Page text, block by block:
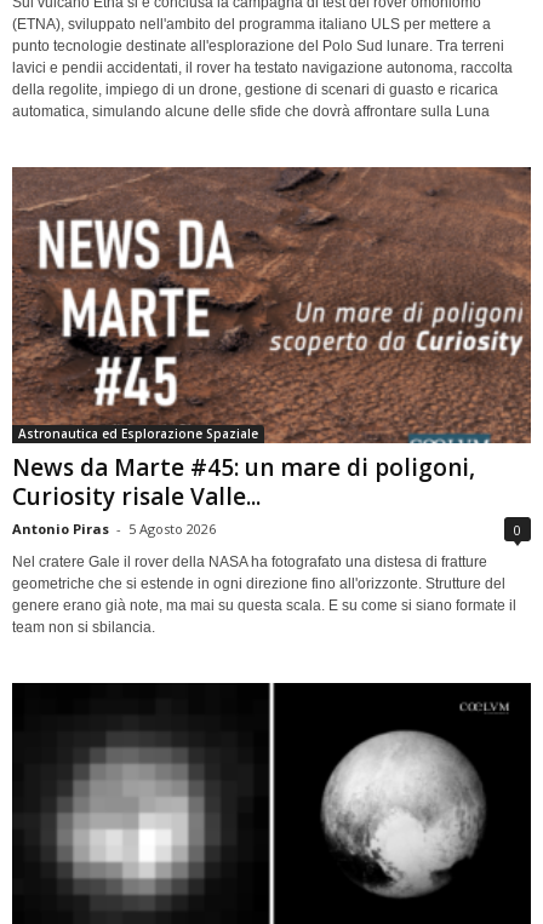
(ETNA), sviluppato nell'ambito del programma italiano ULS per mettere a
punto tecnologie destinate all'esplorazione del Polo Sud lunare. Tra terreni
lavici e pendii accidentati, il rover ha testato navigazione autonoma, raccolta
della regolite, impiego di un drone, gestione di scenari di guasto e ricarica
automatica, simulando alcune delle sfide che dovrà affrontare sulla Luna
Astronautica ed Esplorazione Spaziale
News da Marte #45: un mare di poligoni,
Curiosity risale Valle...
Antonio Piras - 5 Agosto 2026 0
Nel cratere Gale il rover della NASA ha fotografato una distesa di fratture
geometriche che si estende in ogni direzione fino all'orizzonte. Strutture del
genere erano già note, ma mai su questa scala. E su come si siano formate il
team non si sbilancia.